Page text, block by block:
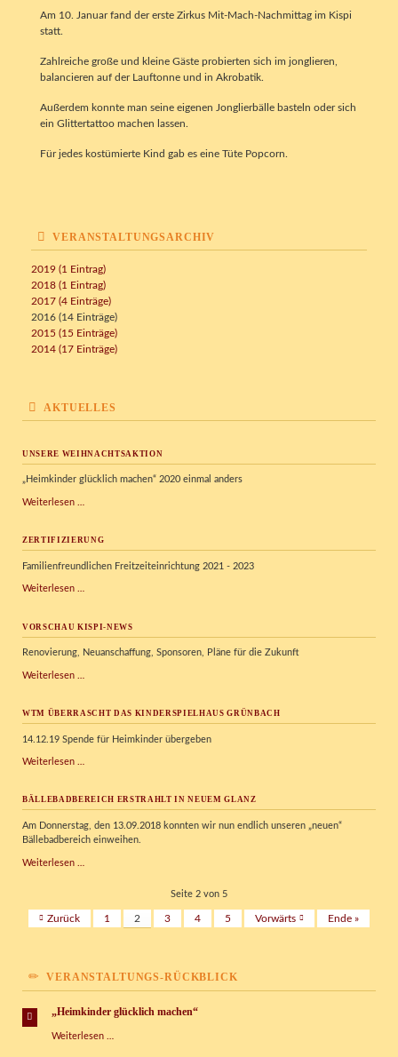
Am 10. Januar fand der erste Zirkus Mit-Mach-Nachmittag im Kispi
statt.
Zahlreiche große und kleine Gäste probierten sich im jonglieren,
balancieren auf der Lauftonne und in Akrobatik.
Außerdem konnte man seine eigenen Jonglierbälle basteln oder sich
ein Glittertattoo machen lassen.
Für jedes kostümierte Kind gab es eine Tüte Popcorn.
VERANSTALTUNGSARCHIV
2019 (1 Eintrag)
2018 (1 Eintrag)
2017 (4 Einträge)
2016 (14 Einträge)
2015 (15 Einträge)
2014 (17 Einträge)
AKTUELLES
UNSERE WEIHNACHTSAKTION
„Heimkinder glücklich machen“ 2020 einmal anders
Weiterlesen …
ZERTIFIZIERUNG
Familienfreundlichen Freitzeiteinrichtung 2021 - 2023
Weiterlesen …
VORSCHAU KISPI-NEWS
Renovierung, Neuanschaffung, Sponsoren, Pläne für die Zukunft
Weiterlesen …
WTM ÜBERRASCHT DAS KINDERSPIELHAUS GRÜNBACH
14.12.19 Spende für Heimkinder übergeben
Weiterlesen …
Kinderspielhaus
BÄLLEBADBEREICH ERSTRAHLT IN NEUEM GLANZ
Am Donnerstag, den 13.09.2018 konnten wir nun endlich unseren „neuen“
Bällebadbereich einweihen.
Weiterlesen …
Glanz
Seite 2 von 5
Zurück 1 2 3 4 5 Vorwärts Ende »
VERANSTALTUNGS-RÜCKBLICK
„Heimkinder glücklich machen“
Weiterlesen …